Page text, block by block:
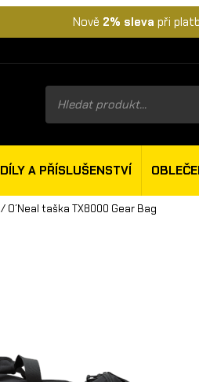
Nově 2% sleva při
Products
search
DÍLY A PŘÍSLUŠENSTVÍ
/ O´Neal taška TX8000 Gear Bag